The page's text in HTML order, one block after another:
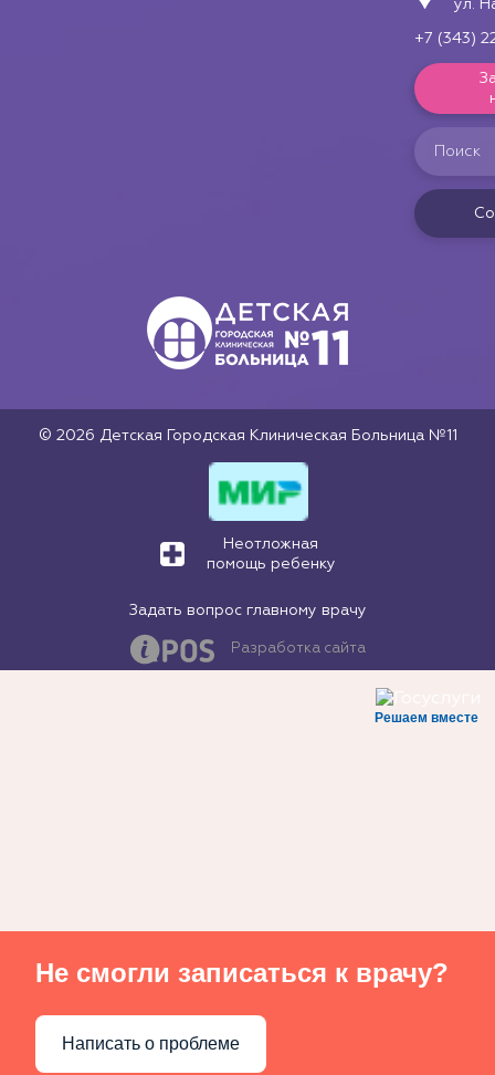
ул.
+7 (343)
© 2026 Детская Городская Клиническая Больница №11
Неотложная
помощь ребенку
Задать вопрос главному врачу
Разработка сайта
Решаем вместе
Не смогли записаться к врачу?
Написать о проблеме